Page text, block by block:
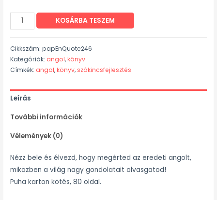
KOSÁRBA TESZEM
Cikkszám:papEnQuote246
Kategóriák: angol,könyv
Címkék: angol,könyv,szókincsfejlesztés
Leírás
További információk
Vélemények (0)
Nézz bele és élvezd, hogy megérted az eredeti angolt,
miközben a világ nagy gondolatait olvasgatod!
Puha karton kötés, 80 oldal.